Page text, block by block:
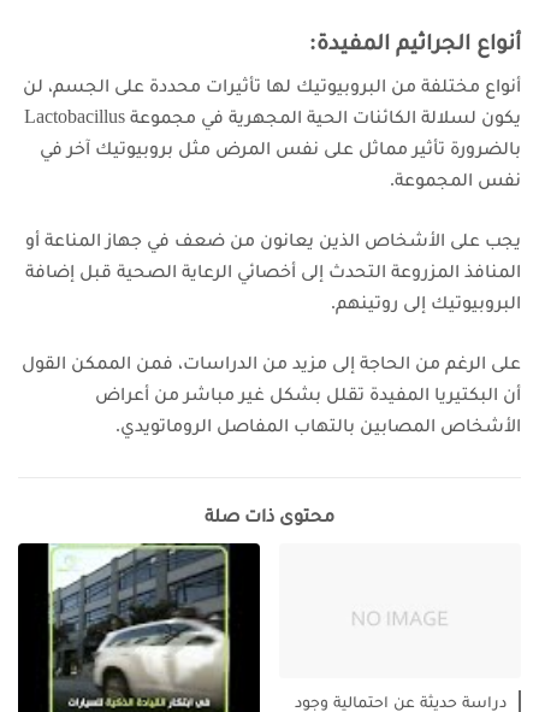
أنواع الجراثيم المفيدة:
أنواع مختلفة من البروبيوتيك لها تأثيرات محددة على الجسم، لن
بالضرورة تأثير مماثل على نفس المرض مثل بروبيوتيك آخر في
نفس المجموعة.
يجب على الأشخاص الذين يعانون من ضعف في جهاز المناعة أو
المنافذ المزروعة التحدث إلى أخصائي الرعاية الصحية قبل إضافة
البروبيوتيك إلى روتينهم.
على الرغم من الحاجة إلى مزيد من الدراسات، فمن الممكن القول
أن البكتيريا المفيدة تقلل بشكل غير مباشر من أعراض
الأشخاص المصابين بالتهاب المفاصل الروماتويدي.
محتوى ذات صلة
دراسة حديثة عن احتمالية وجود